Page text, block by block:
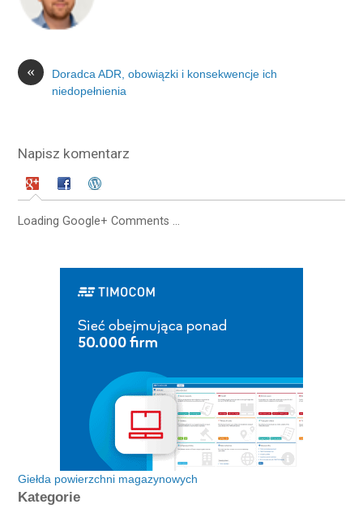
«
Doradca ADR, obowiązki i konsekwencje ich
niedopełnienia
Napisz komentarz
Loading Google+ Comments ...
Giełda powierzchni magazynowych
Kategorie